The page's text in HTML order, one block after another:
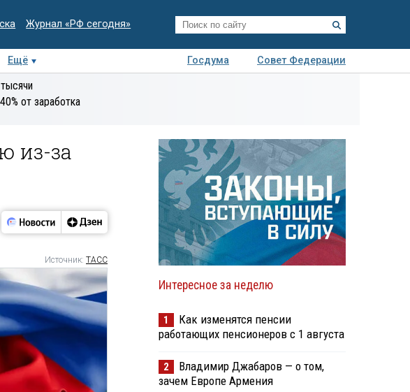
Журнал «РФ сегодня»
Ещё Госдума
Совет Федерации
экспертиза
от заработка
из-за
Источник: ТАСС
Интересное за неделю
1
Как изменятся пенсии
работающих пенсионеров с 1 августа
2
Владимир Джабаров — о том,
зачем Европе Армения